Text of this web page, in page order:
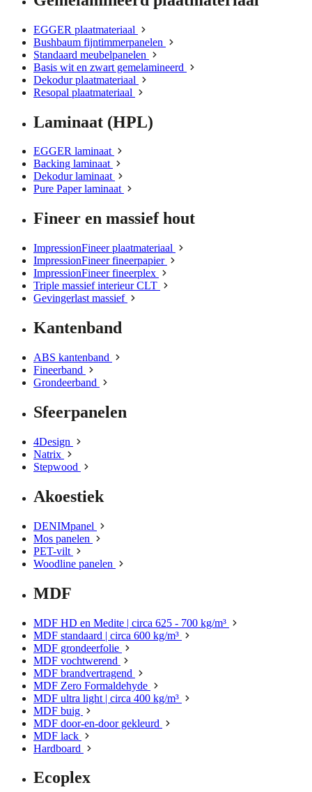
EGGER plaatmateriaal
Bushbaum fijntimmerpanelen
Standaard meubelpanelen
Basis wit en zwart gemelamineerd
Dekodur plaatmateriaal
Resopal plaatmateriaal
Laminaat (HPL)
EGGER laminaat
Backing laminaat
Dekodur laminaat
Pure Paper laminaat
Fineer en massief hout
ImpressionFineer plaatmateriaal
ImpressionFineer fineerpapier
ImpressionFineer fineerplex
Triple massief interieur CLT
Gevingerlast massief
Kantenband
ABS kantenband
Fineerband
Grondeerband
Sfeerpanelen
4Design
Natrix
Stepwood
Akoestiek
DENIMpanel
Mos panelen
PET-vilt
Woodline panelen
MDF
MDF HD en Medite | circa 625 - 700 kg/m³
MDF standaard | circa 600 kg/m³
MDF grondeerfolie
MDF vochtwerend
MDF brandvertragend
MDF Zero Formaldehyde
MDF ultra light | circa 400 kg/m³
MDF buig
MDF door-en-door gekleurd
MDF lack
Hardboard
Ecoplex